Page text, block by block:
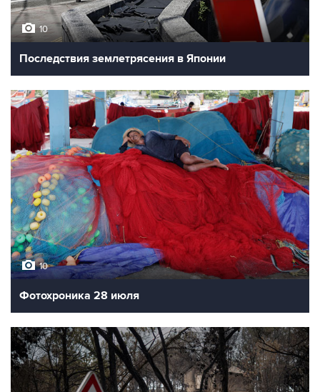
10
Последствия землетрясения в Японии
10
Фотохроника 28 июля